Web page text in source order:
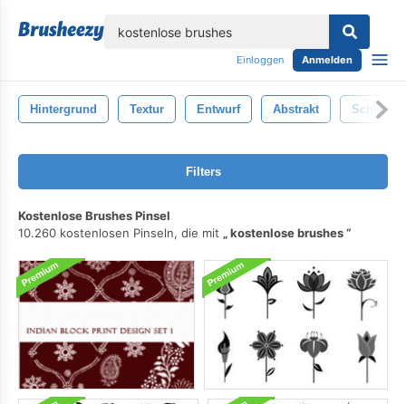
Einloggen Anmelden
Hintergrund Textur Entwurf Abstrakt Schwarz
Filters
Kostenlose Brushes Pinsel
10.260 kostenlosen Pinseln, die mit
kostenlose brushes